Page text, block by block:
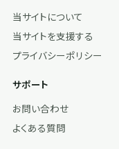
当サイトについて
当サイトを支援する
プライバシーポリシー
サポート
お問い合わせ
よくある質問